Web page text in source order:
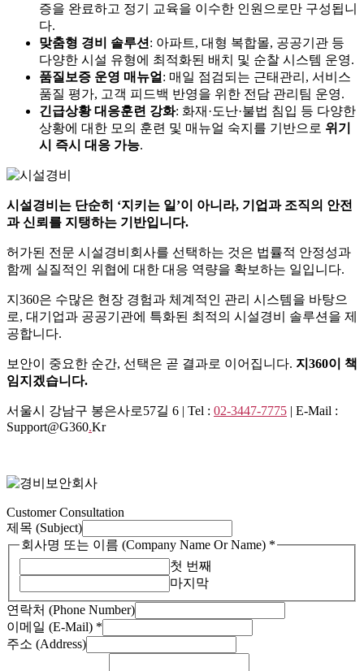
증을 완료하고 정기 교육을 이수한 인원으로만 구성됩니
다.
맞춤형 경비 솔루션 : 아파트, 대형 복합몰, 공공기관 등
다양한 시설 유형에 최적화된 배치 및 순찰 시스템 운영.
품질보증 운영 매뉴얼 : 매일 점검되는 근태관리, 서비스
품질 평가, 고객 피드백 반영을 위한 전담 관리팀 운영.
긴급상황 대응훈련 강화: 화재·도난·불법 침입 등 다양한
상황에 대한 모의 훈련 및 매뉴얼 숙지를 기반으로 위기
시 즉시 대응 가능.
시설경비는 단순히 ‘지키는 일’이 아니라, 기업과 조직의 안전
과 신뢰를 지탱하는 기반입니다.
허가된 전문 시설경비회사를 선택하는 것은 법률적 안정성과
함께 실질적인 위협에 대한 대응 역량을 확보하는 일입니다.
지360은 수많은 현장 경험과 체계적인 관리 시스템을 바탕으
로, 대기업과 공공기관에 특화된 최적의 시설경비 솔루션을 제
공합니다.
보안이 중요한 순간, 선택은 곧 결과로 이어집니다. 지360이 책
임지겠습니다.
서울시 강남구 봉은사로57길 6 | Tel : 02-3447-7775 | E-Mail :
Support@g360.Kr
Customer Consultation
제목 (Subject)
제
Name)
는
회사명 또는 이름 (Company Name Or Name) *
첫 번째
마지막
연락처 (Phone Number)
이메일 (E-Mail) *
주소 (Address)